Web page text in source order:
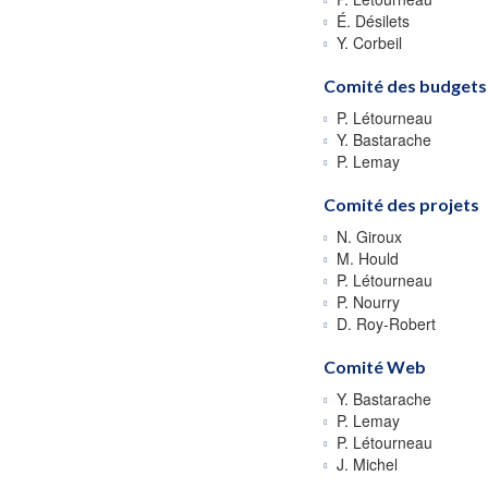
É. Désilets
Y. Corbeil
Comité des budgets
P. Létourneau
Y. Bastarache
P. Lemay
Comité des projets
N. Giroux
M. Hould
P. Létourneau
P. Nourry
D. Roy-Robert
Comité Web
Y. Bastarache
P. Lemay
P. Létourneau
J. Michel